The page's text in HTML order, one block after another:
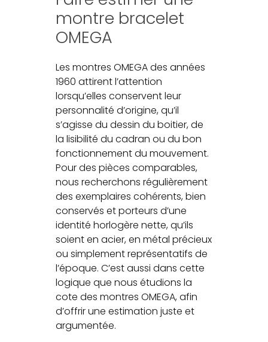
montre bracelet
OMEGA
Les montres OMEGA des années
1960 attirent l’attention
lorsqu’elles conservent leur
personnalité d’origine, qu’il
s’agisse du dessin du boitier, de
la lisibilité du cadran ou du bon
fonctionnement du mouvement.
Pour des pièces comparables,
nous recherchons régulièrement
des exemplaires cohérents, bien
conservés et porteurs d’une
identité horlogère nette, qu’ils
soient en acier, en métal précieux
ou simplement représentatifs de
l’époque. C’est aussi dans cette
logique que nous étudions la
cote des montres OMEGA, afin
d’offrir une estimation juste et
argumentée.